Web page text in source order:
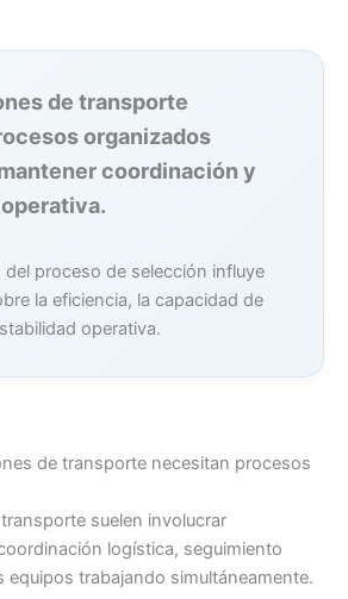
de transporte
organizados
coordinación y
del proceso de selección influye
la eficiencia, la capacidad de
operativa.
de transporte necesitan procesos
suelen involucrar
logística, seguimiento
equipos trabajando simultáneamente.